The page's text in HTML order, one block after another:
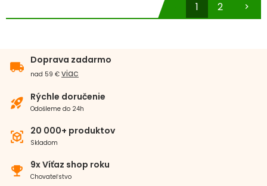
1 2 chevron_right
local_shipping
Doprava zadarmo
nad 59 € viac
rocket_launch Rýchle doručenie
Odošleme do 24h
view_in_ar 20 000+ produktov
Skladom
emoji_events 9x Víťaz shop roku
Chovateľstvo